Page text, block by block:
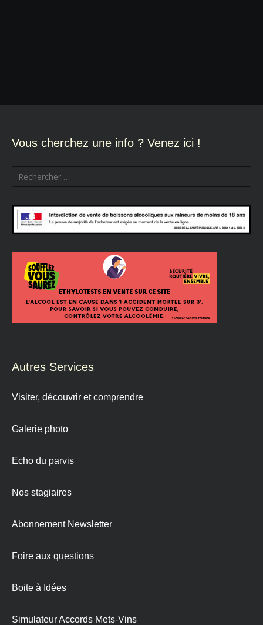
Vous cherchez une info ? Venez ici !
Rechercher :
Autres Services
Visiter, découvrir et comprendre
Galerie photo
Echo du parvis
Nos stagiaires
Abonnement Newsletter
Foire aux questions
Boite à Idées
Simulateur Accords Mets-Vins